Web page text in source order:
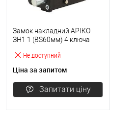
Не доступний
Замок накладний АРІКО
ЗН1 1 (BS60мм) 4 ключа
Ціна за запитом
Запитати ціну